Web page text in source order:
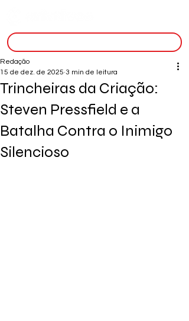
Trincheiras da Criação:
Steven Pressfield e a
Batalha Contra o Inimigo
Silencioso
Redação
15 de dez. de 2025 3 min de leitura